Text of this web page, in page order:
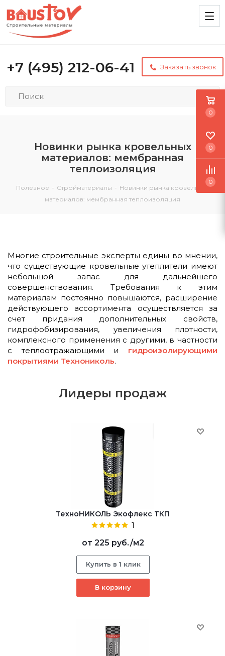
+7 (495) 212-06-41 Заказать звонок
Новинки рынка кровельных
материалов: мембранная
теплоизоляция
Полезное - Стройматериалы - Новинки рынка кровельных
материалов: мембранная теплоизоляция
Многие строительные эксперты едины во мнении,
что существующие кровельные утеплители имеют
небольшой запас для дальнейшего
совершенствования. Требования к этим
материалам постоянно повышаются, расширение
действующего ассортимента осуществляется за
счет придания дополнительных свойств,
гидрофобизирования, увеличения плотности,
комплексного применения с другими, в частности
с теплоотражающими и гидроизолирующими
покрытиями Технониколь.
Лидеры продаж
ТехноНИКОЛЬ Экофлекс ТКП
1
от 225 руб./м2
Купить в 1 клик
В корзину
0
0
0